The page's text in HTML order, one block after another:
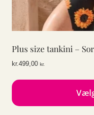
Plus size tankini –
kr.499,00 kr.